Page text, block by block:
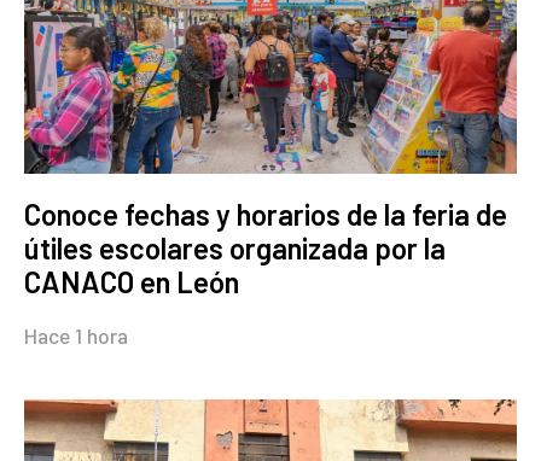
Conoce fechas y horarios de la feria de
útiles escolares organizada por la
CANACO en León
Hace 1 hora